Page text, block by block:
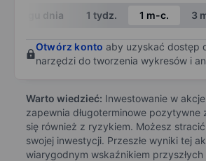
End of interactive chart.
W ciągu dnia 1 tydz. 1 m-c. 3
Otwórz konto aby uzyskać dostęp
narzędzi do tworzenia wykresów i
Warto wiedzieć: Inwestowanie w
zapewnia długoterminowe pozytywne
się również z ryzykiem. Możesz
swojej inwestycji. Przeszłe wyniki tej
wiarygodnym wskaźnikiem